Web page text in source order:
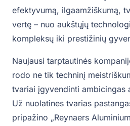
efektyvumą, ilgaamžiškumą,
vertę – nuo aukštųjų
kompleksų iki prestižinių
Naujausi tarptautinės
rodo ne tik techninį
tvariai įgyvendinti ambicingas
Už nuolatines tvarias
pripažino „Reynaers